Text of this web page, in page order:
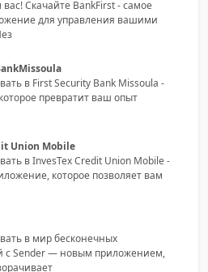
Скачайте BankFirst - самое
для управления вашими
в First Security Bank Missoula -
превратит ваш опыт
Union Mobile
в InvesTex Credit Union Mobile -
которое позволяет вам
в мир бесконечных
с Sender — новым приложением,